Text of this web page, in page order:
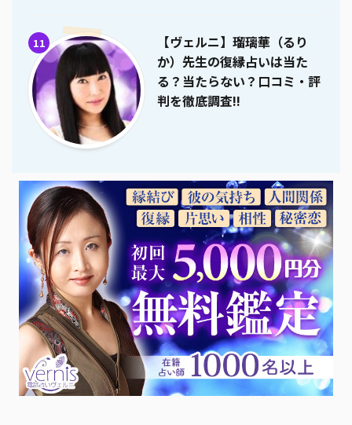
11
【ヴェルニ】瑠璃華（るり
か）先生の復縁占いは当た
る？当たらない？口コミ・評
判を徹底調査!!